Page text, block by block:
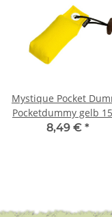
Mystique Pocket
Pocketdummy gelb
8,49 € *